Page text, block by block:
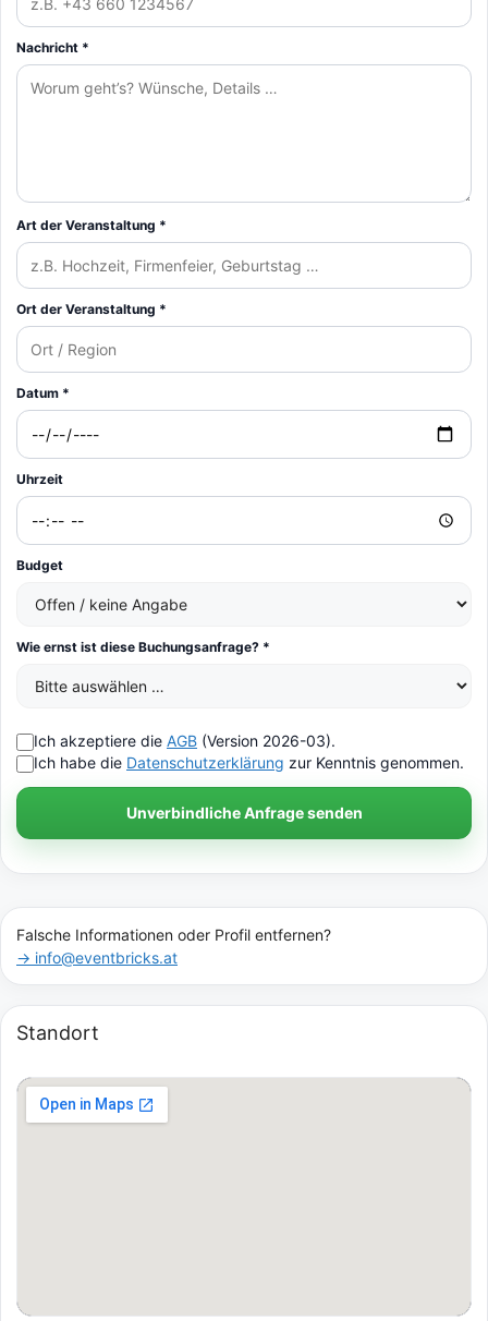
Nachricht *
Art der Veranstaltung *
Ort der Veranstaltung *
Datum *
Uhrzeit
Budget
Wie ernst ist diese Buchungsanfrage? *
Ich akzeptiere die AGB (Version 2026-03).
Ich habe die Datenschutzerklärung zur Kenntnis genommen.
Unverbindliche Anfrage senden
Falsche Informationen oder Profil entfernen?
→ info@eventbricks.at
Standort